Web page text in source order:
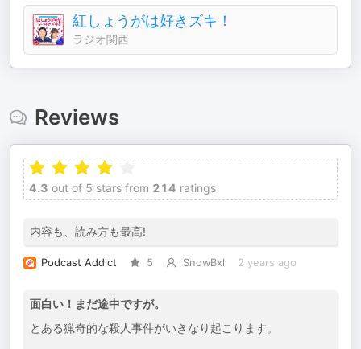
紅しょうがは好きズキ！
ラジオ関西
Reviews
4.3 out of 5 stars from 214 ratings
内容も、読み方も最高!
Podcast Addict 5 SnowBxl 2 years ago
面白い！まだ途中ですが。
とある猟奇的な殺人事件がいきなり起こります。